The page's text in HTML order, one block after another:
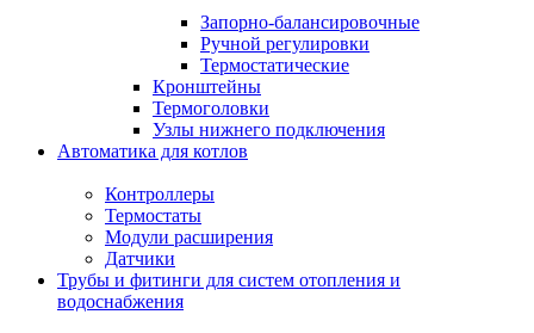
Запорно-балансировочные
Ручной регулировки
Термостатические
Кронштейны
Термоголовки
Узлы нижнего подключения
Автоматика для котлов
Контроллеры
Термостаты
Модули расширения
Датчики
Трубы и фитинги для систем отопления и
водоснабжения